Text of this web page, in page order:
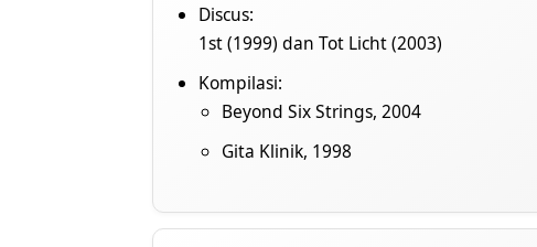
Discus:
1st (1999) dan Tot Licht (2003)
Kompilasi:
Beyond Six Strings, 2004
Gita Klinik, 1998